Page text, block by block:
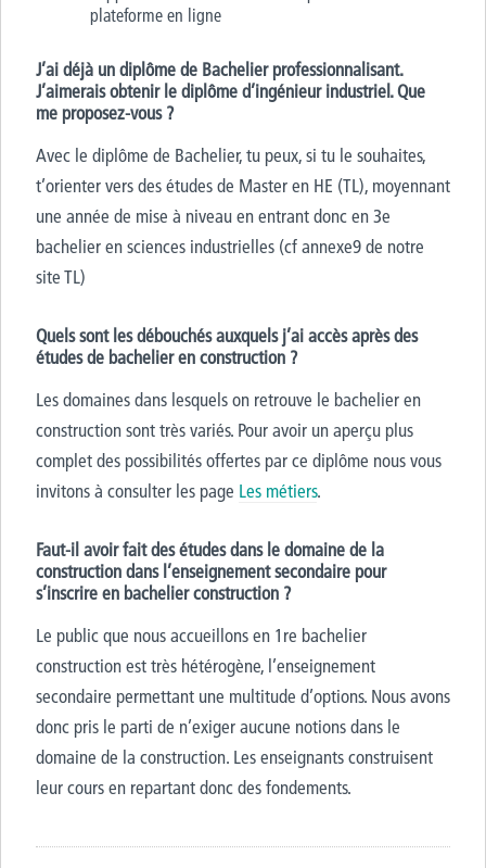
plateforme en ligne
J’ai déjà un diplôme de Bachelier professionnalisant.
J’aimerais obtenir le diplôme d’ingénieur industriel. Que
me proposez-vous ?
Avec le diplôme de Bachelier, tu peux, si tu le souhaites,
t’orienter vers des études de Master en HE (TL), moyennant
une année de mise à niveau en entrant donc en 3e
bachelier en sciences industrielles (cf annexe9 de notre
site TL)
Quels sont les débouchés auxquels j’ai accès après des
études de bachelier en construction ?
Les domaines dans lesquels on retrouve le bachelier en
construction sont très variés. Pour avoir un aperçu plus
complet des possibilités offertes par ce diplôme nous vous
invitons à consulter les page Les métiers.
Faut-il avoir fait des études dans le domaine de la
construction dans l’enseignement secondaire pour
s’inscrire en bachelier construction ?
Le public que nous accueillons en 1re bachelier
construction est très hétérogène, l’enseignement
secondaire permettant une multitude d’options. Nous avons
donc pris le parti de n’exiger aucune notions dans le
domaine de la construction. Les enseignants construisent
leur cours en repartant donc des fondements.